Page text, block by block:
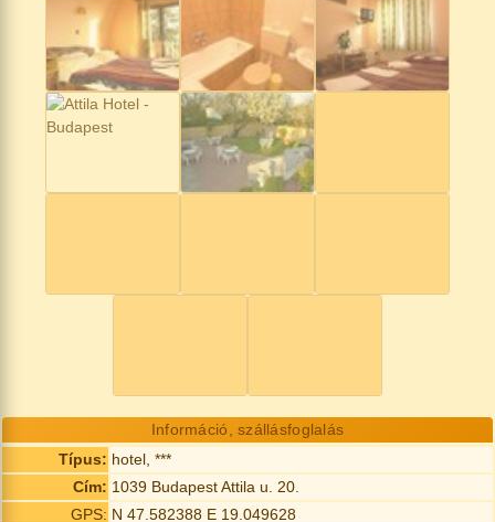
Információ, szállásfoglalás
Típus: hotel, ***
Cím: 1039 Budapest Attila u. 20.
GPS: N 47.582388 E 19.049628